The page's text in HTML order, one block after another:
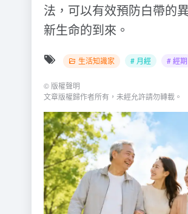
法，可以有效預防白帶的
新生命的到來。
生活知識家 # 月經 # 經期
© 版權聲明
文章版權歸作者所有，未經允許請勿轉載。